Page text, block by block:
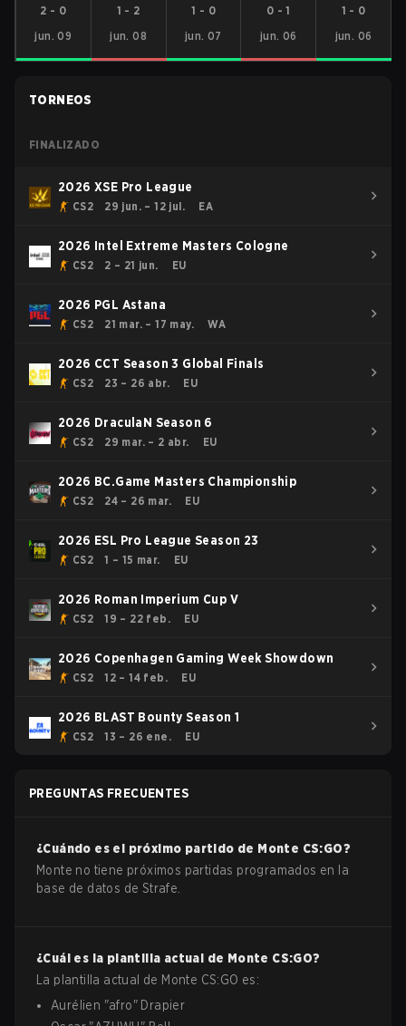
2 - 0
jun. 09
1 - 2
jun. 08
1 - 0
jun. 07
0 -1
jun. 06
1 - 0
jun. 06
TORNEOS
FINALIZADO
2026 XSE Pro League
CS2 29 jun. – 12 jul. EA
2026 Intel Extreme Masters Cologne
CS2 2 – 21 jun. EU
2026 PGL Astana
CS2 21 mar. – 17 may. WA
2026 CCT Season 3 Global Finals
CS2 23 – 26 abr. EU
2026 DraculaN Season 6
CS2 29 mar. – 2 abr. EU
2026 BC.Game Masters Championship
CS2 24 – 26 mar. EU
2026 ESL Pro League Season 23
CS2 1 – 15 mar. EU
2026 Roman Imperium Cup V
CS2 19 – 22 feb. EU
2026 Copenhagen Gaming Week Showdown
CS2 12 – 14 feb. EU
2026 BLAST Bounty Season 1
CS2 13 – 26 ene. EU
PREGUNTAS FRECUENTES
¿Cuándo es el próximo partido de Monte CS:GO?
Monte no tiene próximos partidas programados en la
base de datos de Strafe.
¿Cuál es la plantilla actual de Monte CS:GO?
La plantilla actual de Monte CS:GO es:
Aurélien "afro" Drapier